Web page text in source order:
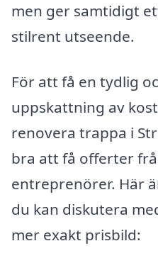
men ger samtidigt
stilrent utseende.
För att få en tydlig
uppskattning av
renovera trappa i
bra att få offerter
entreprenörer. Här
du kan diskutera
mer exakt prisbild: